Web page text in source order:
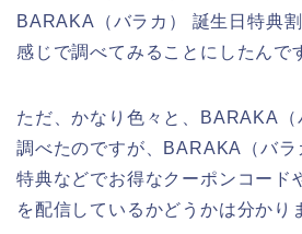
BARAKA（バラカ） 誕生日特典
感じで調べてみることにしたんで
ただ、かなり色々と、BARAKA（
調べたのですが、BARAKA（バラ
特典などでお得なクーポンコード
を配信しているかどうかは分かり